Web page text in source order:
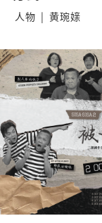
人物 | 黄琬媇